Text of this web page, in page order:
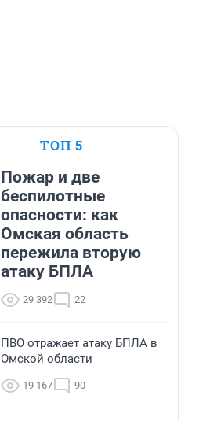
ТОП 5
Пожар и две
беспилотные
опасности: как
Омская область
пережила вторую
атаку БПЛА
29 392 22
ПВО отражает атаку БПЛА в
Омской области
19 167 90